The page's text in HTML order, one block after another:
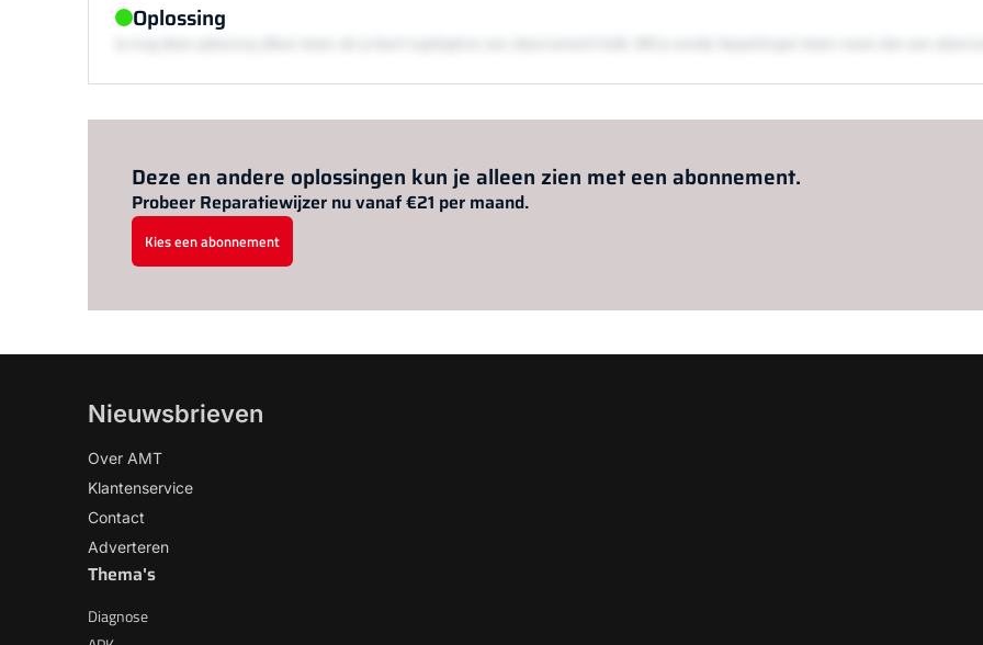
Oplossing
Deze en andere oplossingen kun je alleen zien met een abonnement.
Probeer Reparatiewijzer nu vanaf €21 per maand.
Kies een abonnement
Nieuwsbrieven
Over AMT
Klantenservice
Contact
Adverteren
Thema's
Diagnose